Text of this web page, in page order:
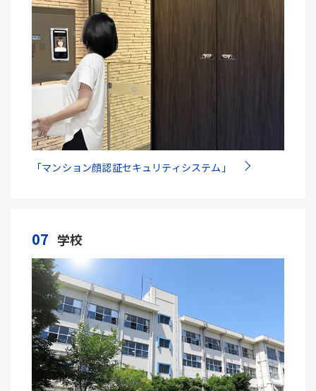
「マンション顔認証セキュリティシステム」
07 学校